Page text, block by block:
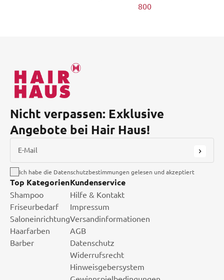
800
Nicht verpassen: Exklusive
Angebote bei Hair Haus!
E-Mail
Ich habe die Datenschutzbestimmungen gelesen und akzeptiert
Top Kategorien
Shampoo
Friseurbedarf
Saloneinrichtung
Haarfarben
Barber
Kundenservice
Hilfe & Kontakt
Impressum
Versandinformationen
AGB
Datenschutz
Widerrufsrecht
Hinweisgebersystem